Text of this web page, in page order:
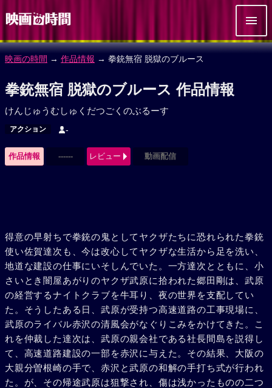
映画の時間 → 作品情報 → 拳銃無宿 脱獄のブルース
拳銃無宿 脱獄のブルース 作品情報
けんじゅうむしゅくだつごくのぶるーす
アクション -
作品情報 ------ レビュー 動画配信
得意の早射ちで拳銃の鬼としてヤクザたちに恐れられた拳銃
使い佐賀達次も、今は改心してヤクザな生活から足を洗い、
地道な建設の仕事にいそしんでいた。一方達次とともに、小
さいとき闇屋あがりのヤクザ武原に拾われた郷田剛は、武原
の経営するナイトクラブを牛耳り、夜の世界を支配してい
た。そうしたある日、武原が受持つ高速道路の工事現場に、
武原のライバル赤沢の清風会がなぐりこみをかけてきた。こ
れを仲裁した達次は、武原の親会社である社長間島を説得し
て、高速道路建設の一部を赤沢に与えた。その結果、大阪の
大親分曽根崎の手で、赤沢と武原の和解の手打ち式が行われ
た。が、その帰途武原は狙撃され、傷は浅かったものの二つ